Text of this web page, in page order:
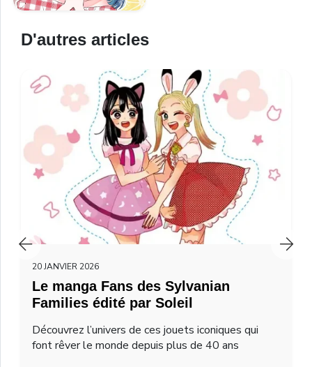
D'autres articles
20 JANVIER 2026
Le manga Fans des Sylvanian
Families édité par Soleil
Découvrez l’univers de ces jouets iconiques qui
font rêver le monde depuis plus de 40 ans